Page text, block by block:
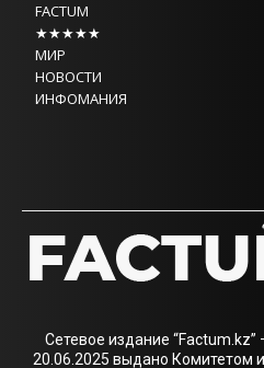
FACTUM
★★★★★
МИР
НОВОСТИ
ИНФОМАНИЯ
Сетевое издание
20.06.2025 выдано Комитетом